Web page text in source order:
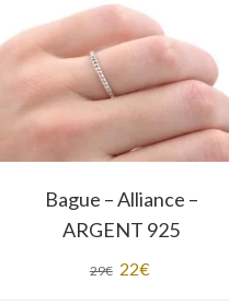
Bague – Alliance –
ARGENT 925
29€ Le
22€